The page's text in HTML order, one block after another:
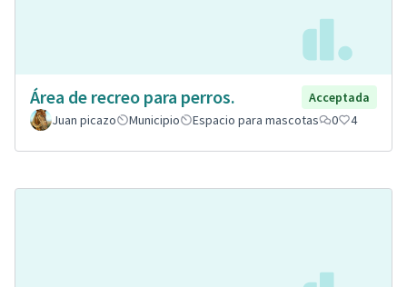
Área de recreo para perros.
Acceptada
Juan picazo
Municipio Espacio para mascotas 0 4